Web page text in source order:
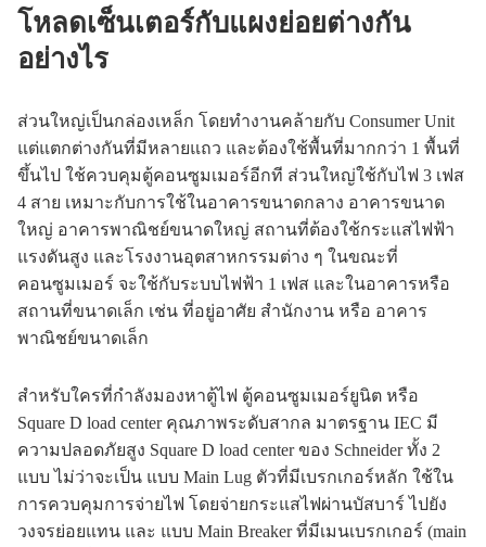
โหลดเซ็นเตอร์กับแผงย่อยต่างกัน
อย่างไร
ส่วนใหญ่เป็นกล่องเหล็ก โดยทำงานคล้ายกับ Consumer Unit
แต่แตกต่างกันที่มีหลายแถว และต้องใช้พื้นที่มากกว่า 1 พื้นที่
ขึ้นไป ใช้ควบคุมตู้คอนซูมเมอร์อีกที ส่วนใหญ่ใช้กับไฟ 3 เฟส
4 สาย เหมาะกับการใช้ในอาคารขนาดกลาง อาคารขนาด
ใหญ่ อาคารพาณิชย์ขนาดใหญ่ สถานที่ต้องใช้กระแสไฟฟ้า
แรงดันสูง และโรงงานอุตสาหกรรมต่าง ๆ ในขณะที่
คอนซูมเมอร์ จะใช้กับระบบไฟฟ้า 1 เฟส และในอาคารหรือ
สถานที่ขนาดเล็ก เช่น ที่อยู่อาศัย สำนักงาน หรือ อาคาร
พาณิชย์ขนาดเล็ก
สำหรับใครที่กำลังมองหาตู้ไฟ ตู้คอนซูมเมอร์ยูนิต หรือ
Square D load center คุณภาพระดับสากล มาตรฐาน IEC มี
ความปลอดภัยสูง Square D load center ของ Schneider ทั้ง 2
แบบ ไม่ว่าจะเป็น แบบ Main Lug ตัวที่มีเบรกเกอร์หลัก ใช้ใน
การควบคุมการจ่ายไฟ โดยจ่ายกระแสไฟผ่านบัสบาร์ ไปยัง
วงจรย่อยแทน และ แบบ Main Breaker ที่มีเมนเบรกเกอร์ (main